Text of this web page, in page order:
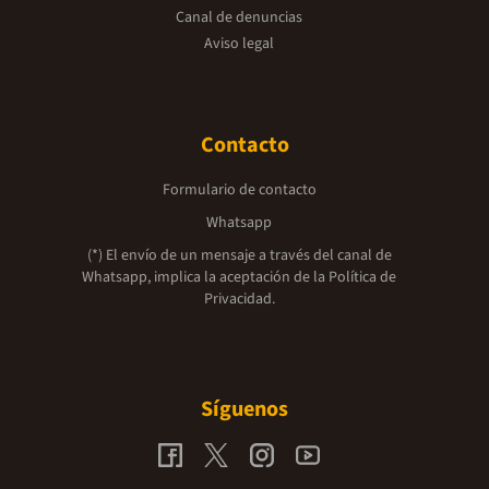
Canal de denuncias
Aviso legal
Contacto
Formulario de contacto
Whatsapp
(*) El envío de un mensaje a través del canal de
Whatsapp, implica la aceptación de la Política de
Privacidad.
Síguenos